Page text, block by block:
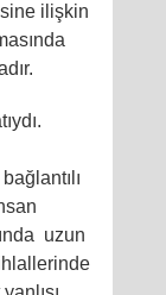
ilişkin
uzun